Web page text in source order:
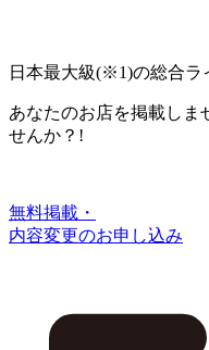
日本最大級(※1)の総合ラ
あなたのお店を掲載しま
せんか？!
無料掲載・
内容変更のお申し込み